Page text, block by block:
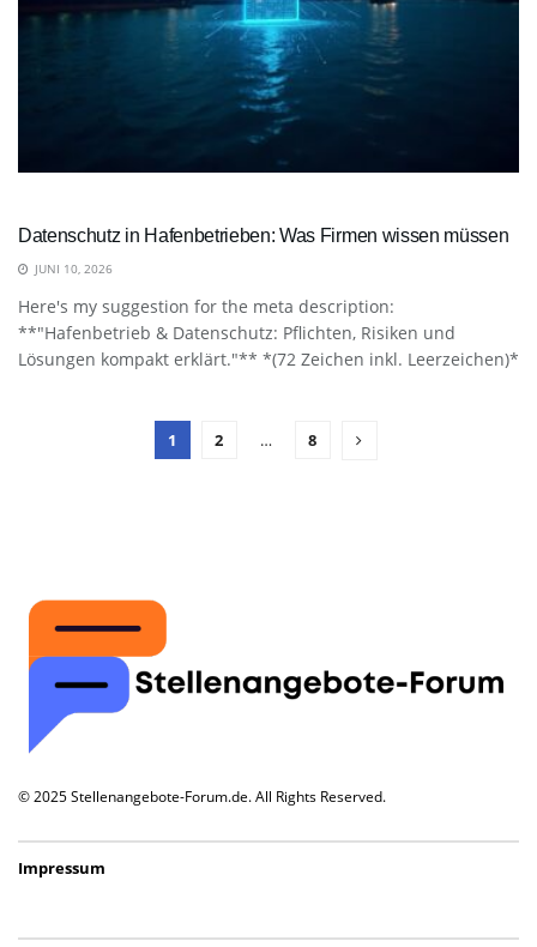
Datenschutz in Hafenbetrieben: Was Firmen wissen müssen
JUNI 10, 2026
Here's my suggestion for the meta description:
**"Hafenbetrieb & Datenschutz: Pflichten, Risiken und
Lösungen kompakt erklärt."** *(72 Zeichen inkl. Leerzeichen)*
1 2 … 8
© 2025 Stellenangebote-Forum.de. All Rights Reserved.
Impressum